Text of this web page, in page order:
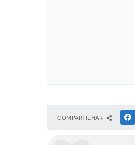
COMPARTILHAR